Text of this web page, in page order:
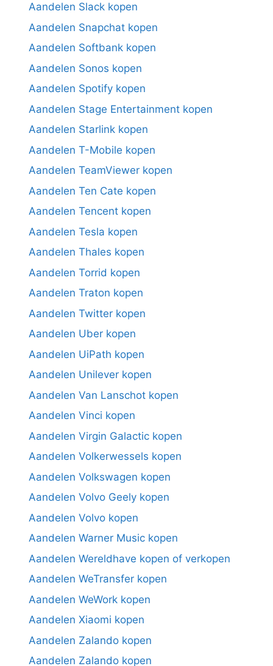
Aandelen Slack kopen
Aandelen Snapchat kopen
Aandelen Softbank kopen
Aandelen Sonos kopen
Aandelen Spotify kopen
Aandelen Stage Entertainment kopen
Aandelen Starlink kopen
Aandelen T-Mobile kopen
Aandelen TeamViewer kopen
Aandelen Ten Cate kopen
Aandelen Tencent kopen
Aandelen Tesla kopen
Aandelen Thales kopen
Aandelen Torrid kopen
Aandelen Traton kopen
Aandelen Twitter kopen
Aandelen Uber kopen
Aandelen UiPath kopen
Aandelen Unilever kopen
Aandelen Van Lanschot kopen
Aandelen Vinci kopen
Aandelen Virgin Galactic kopen
Aandelen Volkerwessels kopen
Aandelen Volkswagen kopen
Aandelen Volvo Geely kopen
Aandelen Volvo kopen
Aandelen Warner Music kopen
Aandelen Wereldhave kopen of verkopen
Aandelen WeTransfer kopen
Aandelen WeWork kopen
Aandelen Xiaomi kopen
Aandelen Zalando kopen
Aandelen Zalando kopen